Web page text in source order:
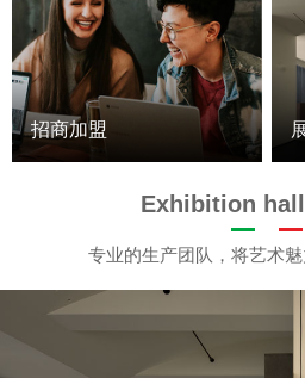
招商加盟
Exhibition
专业的生产团队，将艺术